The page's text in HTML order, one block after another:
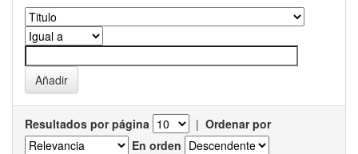
Resultados por página | Ordenar por
En orden